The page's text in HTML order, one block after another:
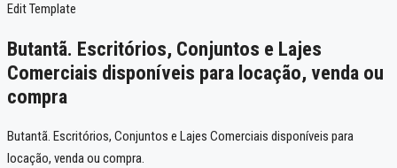
Edit Template
Butantã. Escritórios, Conjuntos e Lajes
Comerciais disponíveis para locação, venda ou
compra
Butantã. Escritórios, Conjuntos e Lajes Comerciais disponíveis para
locação, venda ou compra.